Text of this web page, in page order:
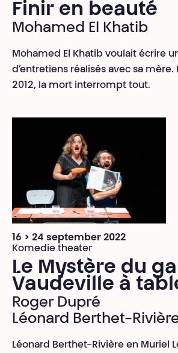
Finir en beauté
Mohamed El Khatib
Mohamed El Khatib voulait écrire
d’entretiens réalisés avec sa mère.
2012, la mort interrompt tout.
16 > 24 september 2022
Komedie theater
Le Mystère du
Vaudeville à
Roger Dupré
Léonard Berthet-
Léonard Berthet-Rivière en Muriel